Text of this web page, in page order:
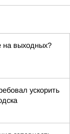
на выходных?
ускорить